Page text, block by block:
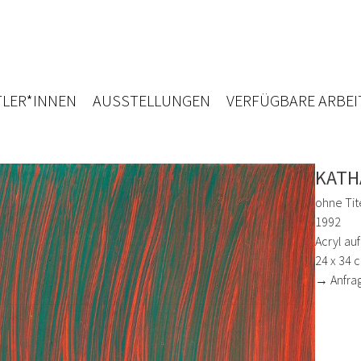
AUSSTELLUNGEN VERFÜGBARE
ohne
1992
Acryl
24 x 34
→